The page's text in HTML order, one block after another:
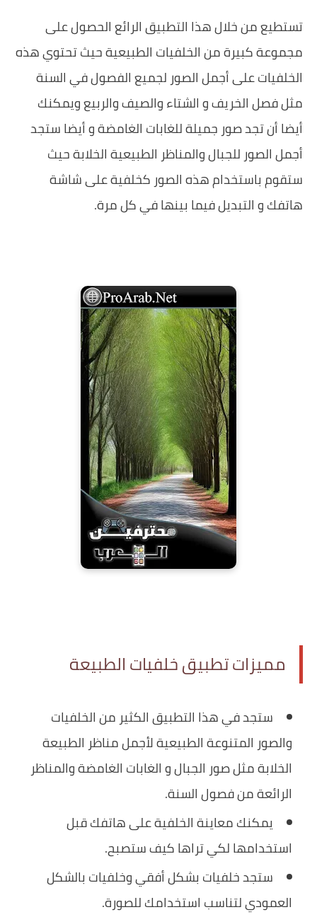
‏تستطيع من خلال هذا التطبيق الرائع الحصول على
مجموعة كبيرة من الخلفيات الطبيعية حيث تحتوي هذه
الخلفيات على أجمل الصور لجميع الفصول في السنة
مثل فصل الخريف و الشتاء والصيف والربيع ويمكنك
أيضا أن تجد صور جميلة للغابات الغامضة و أيضا ستجد
أجمل الصور للجبال والمناظر الطبيعية الخلابة حيث
ستقوم باستخدام هذه الصور كخلفية على شاشة
هاتفك و التبديل فيما بينها في كل مرة.
مميزات تطبيق خلفيات الطبيعة
‏ستجد في هذا التطبيق الكثير من الخلفيات
والصور المتنوعة الطبيعية لأجمل مناظر الطبيعة
الخلابة مثل صور الجبال و الغابات الغامضة والمناظر
الرائعة من فصول السنة.
‏يمكنك معاينة الخلفية على هاتفك قبل
استخدامها لكي تراها كيف ستصبح.
‏ستجد خلفيات بشكل أفقي وخلفيات بالشكل
العمودي لتناسب استخدامك للصورة.